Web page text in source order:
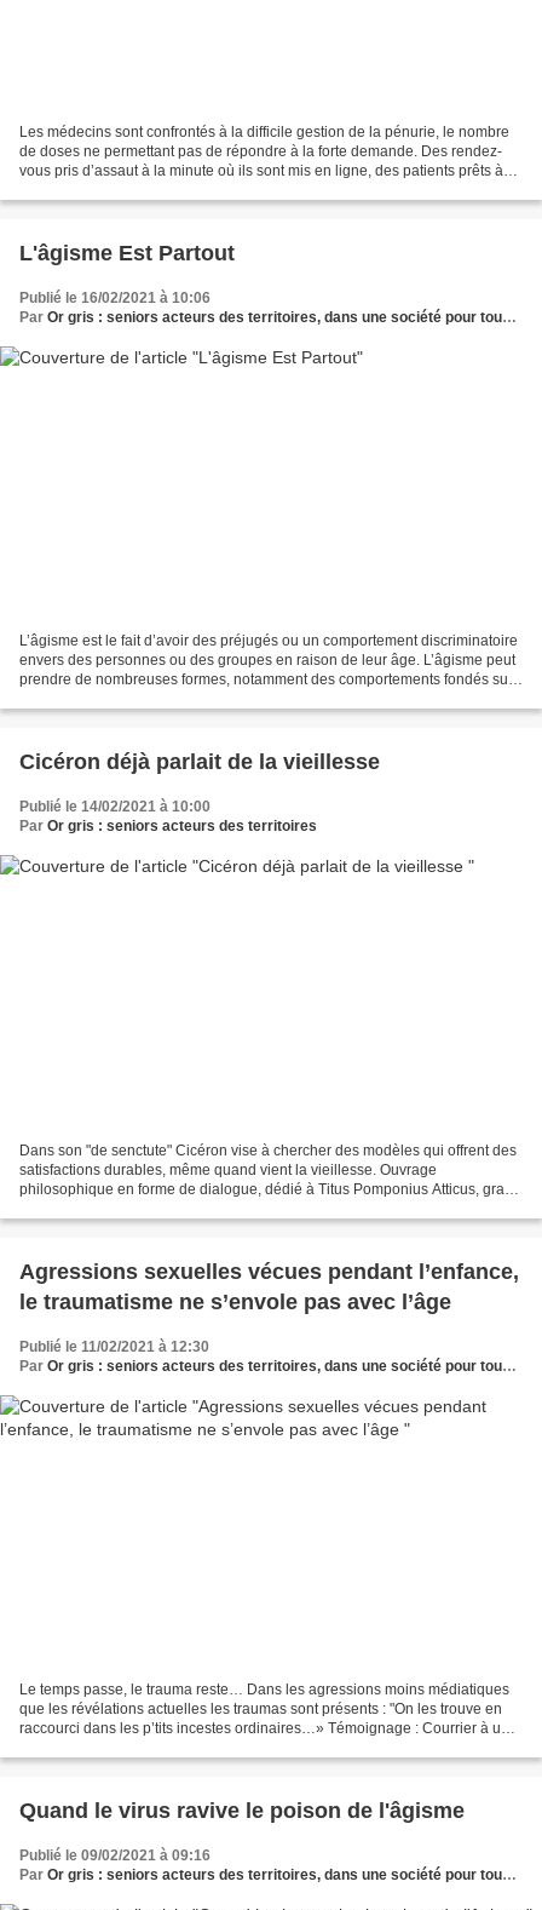
Les médecins sont confrontés à la difficile gestion de la pénurie, le nombre
de doses ne permettant pas de répondre à la forte demande. Des rendez-
vous pris d’assaut à la minute où ils sont mis en ligne, des patients prêts à
L'âgisme Est Partout
Publié le 16/02/2021 à 10:06
Par Or gris : seniors acteurs des territoires, dans une société pour tous les âges
L’âgisme est le fait d’avoir des préjugés ou un comportement discriminatoire
envers des personnes ou des groupes en raison de leur âge. L’âgisme peut
prendre de nombreuses formes, notamment des comportements fondés sur
Cicéron déjà parlait de la vieillesse
Publié le 14/02/2021 à 10:00
Par Or gris : seniors acteurs des territoires
Dans son "de senctute" Cicéron vise à chercher des modèles qui offrent des
satisfactions durables, même quand vient la vieillesse. Ouvrage
philosophique en forme de dialogue, dédié à Titus Pomponius Atticus, grand
Agressions sexuelles vécues pendant l’enfance,
le traumatisme ne s’envole pas avec l’âge
Publié le 11/02/2021 à 12:30
Par Or gris : seniors acteurs des territoires, dans une société pour tous les âges
Le temps passe, le trauma reste… Dans les agressions moins médiatiques
que les révélations actuelles les traumas sont présents : "On les trouve en
raccourci dans les p’tits incestes ordinaires…» Témoignage : Courrier à un
Quand le virus ravive le poison de l'âgisme
Publié le 09/02/2021 à 09:16
Par Or gris : seniors acteurs des territoires, dans une société pour tous les âges